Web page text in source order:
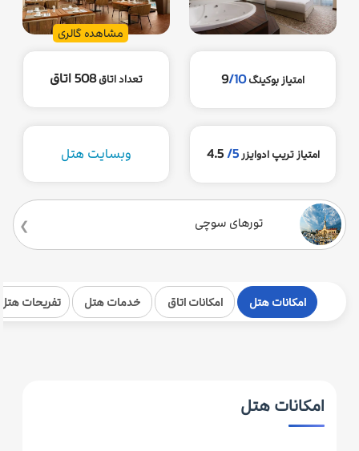
مشاهده گالری
امتیاز بوکینگ 9/10 تعداد اتاق508 اتاق
امتیاز تریپ ادوایزر5/
4.5 وبسایت هتل
تورهای سوچی
امکانات هتل امکانات اتاق خدمات هتل تفریحات
امکانات هتل